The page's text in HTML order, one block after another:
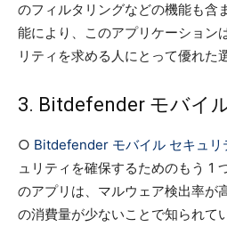
のフィルタリングなどの機能も含
能により、このアプリケーション
リティを求める人にとって優れた
3. Bitdefender モバイ
○ Bitdefender モバイル セキュリ
ュリティを確保するためのもう 1
のアプリは、マルウェア検出率が
の消費量が少ないことで知られて